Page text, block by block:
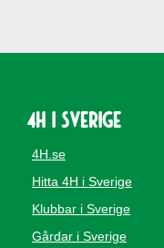
4H i Sverige
4H.se
Hitta 4H i Sverige
Klubbar i Sverige
Gårdar i Sverige